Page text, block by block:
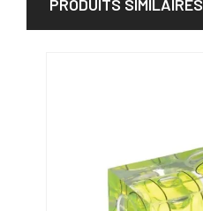
PRODUITS SIMILAIRES